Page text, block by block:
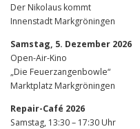
Der Nikolaus kommt
Innenstadt Markgröningen
Samstag, 5. Dezember 2026
Open-Air-Kino
„Die Feuerzangenbowle“
Marktplatz Markgröningen
Repair-Café 2026
Samstag, 13:30 – 17:30 Uhr